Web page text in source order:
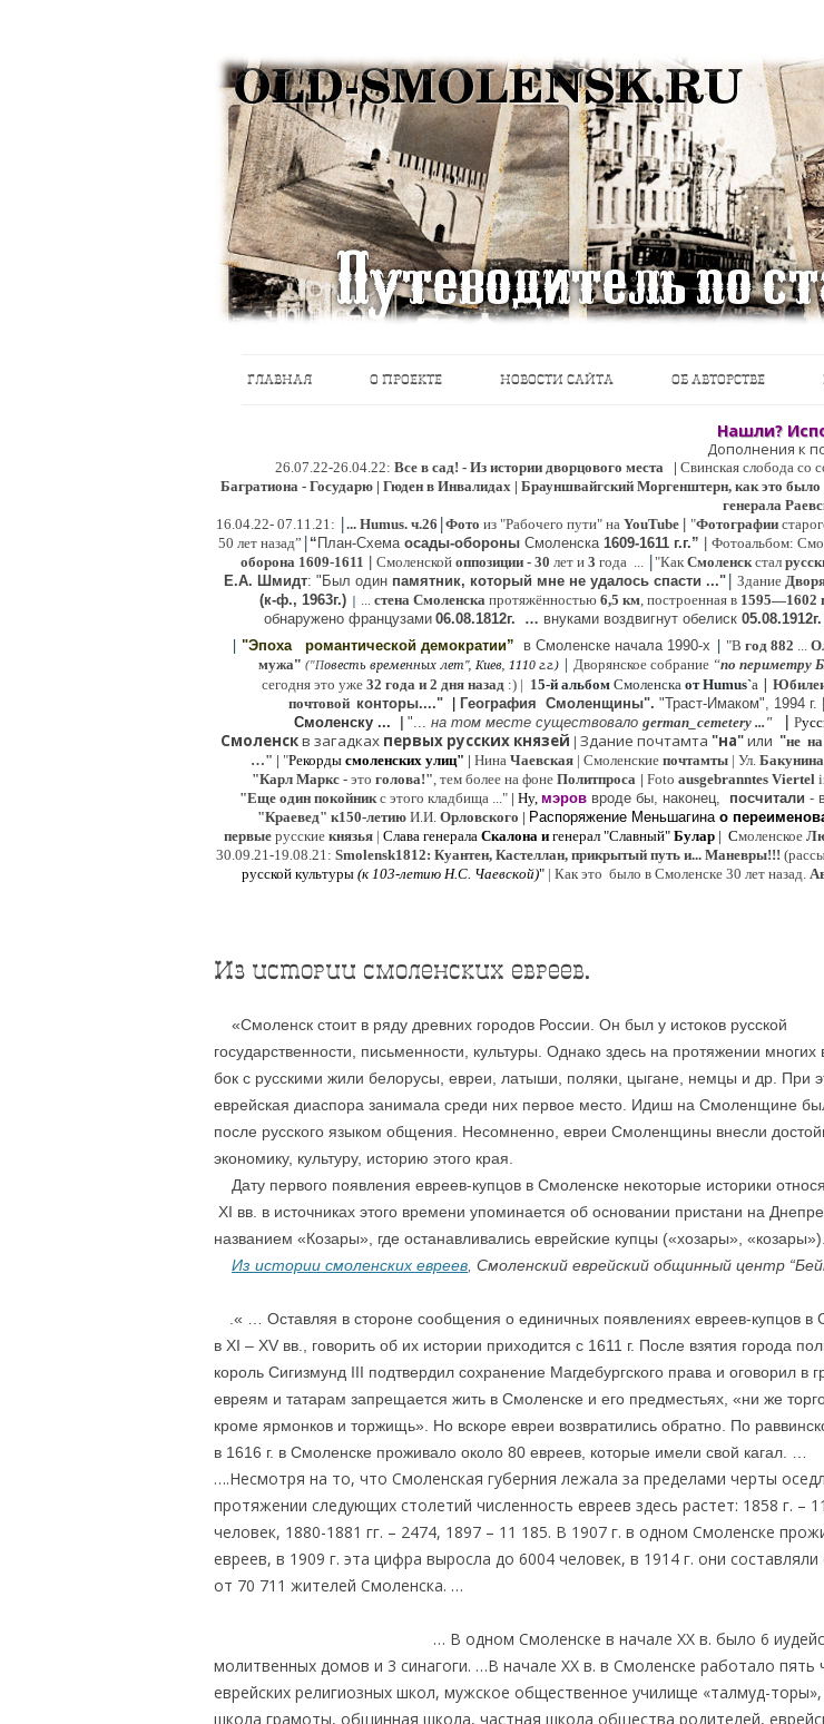
Старый Cмоленск
ГЛАВНАЯ О ПРОЕКТЕ НОВОСТИ САЙТА ОБ АВТОРСТВЕ
Нашли?
Дополнения к
26.07.22-26.04.22: Все в сад! - Из истории дворцового места | Свинская слобода со
Багратиона - Государю | Гюден в Инвалидах | Брауншвайгский Моргенштерн, как это
генерала
16.04.22- 07.11.21: |... Humus. ч.26 |Фото из "Рабочего пути" на YouTube "Фотографии
50 лет назад” | “ План-Схема осады-обороны Смоленска 1609-1611 г.г.” Фотоальбом:
оборона 1609-1611 Смоленской оппозиции - 30 лет и 3 года ... |"Как Смоленскстал
Е.А. Шмидт: "Был один памятник, который мне не удалось спасти ..." | Здание
(к-ф., 1963г.) | ... стена Смоленска протяжённостью 6,5 км, построенная в 1595—1602
обнаружено французами 06.08.1812г. … внуками воздвигнут обелиск 05.08.1912г.
| "Эпохаромантической демократии” в Смоленске начала 1990-х | "В год 882 ...
мужа" ("Повесть временных лет", Киев, 1110 г.г.) | Дворянское собрание “по периметру
сегодня это уже 32 года и 2 дня назад :) | 15-й альбом Смоленска от Humus`a |
почтовой конторы...." Гeография Cмоленщины". "Траст-Имаком", 1994 г.
Смоленску ...
"... на том месте существовало german_cemetery ..." | Р
Смоленскв загадках первых русских князей | Здание почтамта "на"или "не
…" | "Рекорды смоленских улиц" | Нина Чаевская | Смоленские почтамты | Ул. Бакунина
"Карл Маркс - это голова!", тем более на фоне Политпроса | Foto ausgebranntes Viertel
"Еще один покойникс этого кладбища ..." | Ну, мэров вроде бы, наконец, посчитали -
"Краевед" к150-летию И.И. Орловского | Распоряжение Меньшагина о
первые русские князья | Слава генерала Скалона и генерал "Славный" Булар | Смоленское
30.09.21-19.08.21: Smolensk1812: Куантен, Кастеллан, прикрытый путь и... Маневры!!!
русской культуры (к 103-летию Н.С. Чаевской)" | Как это было в Смоленске 30 лет назад.
Из истории смоленских евреев.
«Смоленск стоит в ряду древних городов России. Он был у истоков русской
государственности, письменности, культуры. Однако здесь на протяжении многих
бок с русскими жили белорусы, евреи, латыши, поляки, цыгане, немцы и др. При
еврейская диаспора занимала среди них первое место. Идиш на Смоленщине
после русского языком общения. Несомненно, евреи Смоленщины внесли
экономику, культуру, историю этого края.
Дату первого появления евреев-купцов в Смоленске некоторые историки
XI вв. в источниках этого времени упоминается об основании пристани на
названием «Козары», где останавливались еврейские купцы («хозары»,
Из истории смоленских евреев Смоленский еврейский общинный центр
.« … Оставляя в стороне сообщения о единичных появлениях евреев-купцов в
в XI – XV вв., говорить об их истории приходится с 1611 г. После взятия города
король Сигизмунд III подтвердил сохранение Магдебургского права и оговорил в
евреям и татарам запрещается жить в Смоленске и его предместьях, «ни же
кроме ярмонков и торжищь». Но вскоре евреи возвратились обратно. По
в 1616 г. в Смоленске проживало около 80 евреев, которые имели свой кагал. …
….Несмотря на то, что Смоленская губерния лежала за пределами черты
протяжении следующих столетий численность евреев здесь растет: 1858 г. –
человек, 1880-1881 гг. – 2474, 1897 – 11 185. В 1907 г. в одном Смоленске
евреев, в 1909 г. эта цифра выросла до 6004 человек, в 1914 г. они
от 70 711 жителей Смоленска. …
… В одном Смоленске в начале ХХ в. было 6
молитвенных домов и 3 синагоги. …В начале ХХ в. в Смоленске работало пять
еврейских религиозных школ, мужское общественное училище «талмуд-
школа грамоты, общинная школа, частная школа общества родителей,